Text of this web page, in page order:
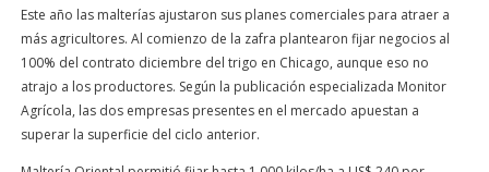
Este año las malterías ajustaron sus planes comerciales para atraer a
más agricultores. Al comienzo de la zafra plantearon fijar negocios al
100% del contrato diciembre del trigo en Chicago, aunque eso no
atrajo a los productores. Según la publicación especializada Monitor
Agrícola, las dos empresas presentes en el mercado apuestan a
superar la superficie del ciclo anterior.